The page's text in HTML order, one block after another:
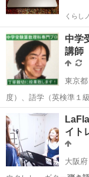
くらし
中学
講師
東京
度）、語学（英検準１
健康には細心の…
江東区
イト
大阪